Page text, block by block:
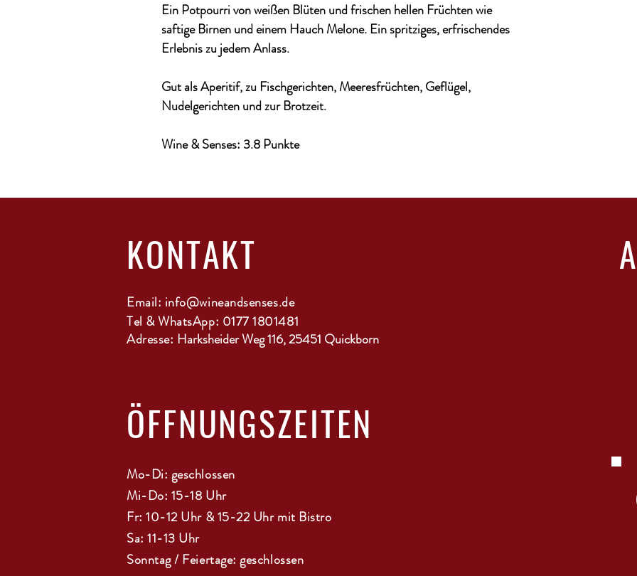
Ein Potpourri von weißen Blüten und frischen hellen Früchten wie
saftige Birnen und einem Hauch Melone. Ein spritziges, erfrischendes
Erlebnis zu jedem Anlass.
Gut als Aperitif, zu Fischgerichten, Meeresfrüchten, Geflügel,
Nudelgerichten und zur Brotzeit.
Wine & Senses: 3.8 Punkte
KONTAKT
Email: info@wineandsenses.de
Tel & WhatsApp: 0177 1801481
Adresse: Harksheider Weg 116, 25451 Quickborn
ÖFFNUNGSZEITEN
Mo-Di: geschlossen
Mi-Do: 15-18 Uhr
Fr: 10-12 Uhr & 15-22 Uhr mit Bistro
Sa: 11-13 Uhr
Sonntag / Feiertage: geschlossen